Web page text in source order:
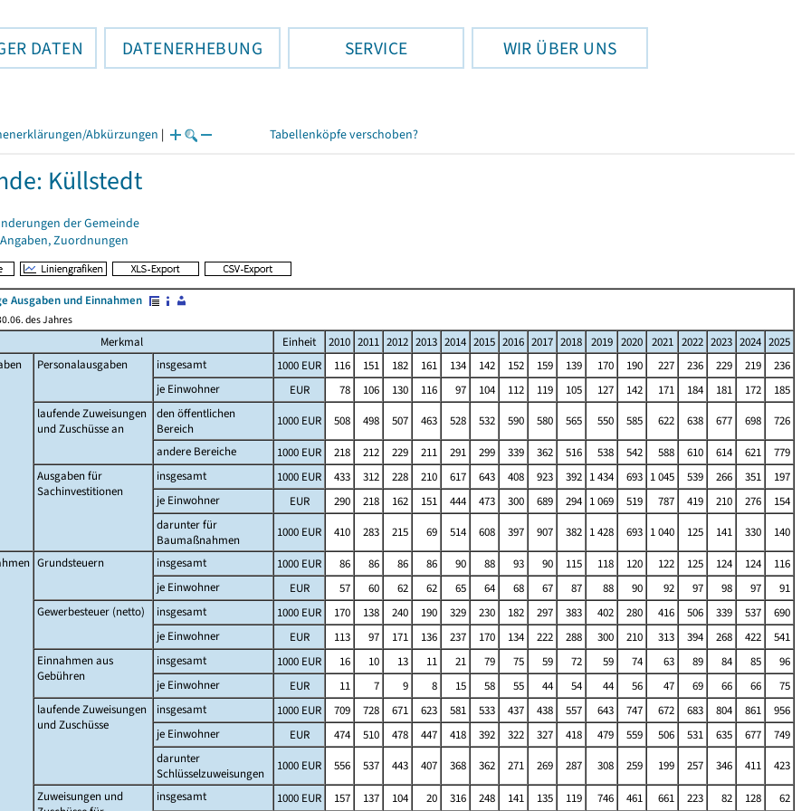
DATEN DATENERHEBUNG SERVICE WIR ÜBER UNS
Abkürzungen | Tabellenköpfe verschoben?
Küllstedt
der Gemeinde
Zuordnungen
Ausgaben und Einnahmen
des Jahres
Merkmal Einheit 2010 2011 2012 2013 2014 2015 2016 2017 2018 2019 2020 2021 2022 2023 2024 2025
Personalausgaben insgesamt 1000 EUR 116 151 182 161 134 142 152 159 139 170 190 227 236 229 219
236
je Einwohner
EUR 78 106 130 116 97 104 112 119 105 127 142 171 184 181 172
185
laufende Zuweisungen
und Zuschüsse an
den öffentlichen
Bereich
1000 EUR 508 498 507 463 528 532 590 580 565 550 585 622 638 677 698
726
andere Bereiche
1000 EUR 218 212 229 211 291 299 339 362 516 538 542 588 610 614 621
779
Ausgaben für
Sachinvestitionen
insgesamt 1000 EUR 433 312 228 210 617 643 408 923 392 1 434 693 1 045 539 266 351
197
je Einwohner
EUR 290 218 162 151 444 473 300 689 294 1 069 519 787 419 210 276
154
darunter für
Baumaßnahmen
1000 EUR 410 283 215 69 514 608 397 907 382 1 428 693 1 040 125 141 330
140
Grundsteuern insgesamt 1000 EUR 86 86 86 86 90 88 93 90 115 118 120 122 125 124 124
116
je Einwohner
EUR 57 60 62 62 65 64 68 67 87 88 90 92 97 98 97
91
Gewerbesteuer (netto)
insgesamt 1000 EUR 170 138 240 190 329 230 182 297 383 402 280 416 506 339 537
690
je Einwohner
EUR 113 97 171 136 237 170 134 222 288 300 210 313 394 268 422
541
Einnahmen aus
Gebühren
insgesamt 1000 EUR 16 10 13 11 21 79 75 59 72 59 74 63 89 84 85
96
je Einwohner
EUR 11 7 9 8 15 58 55 44 54 44 56 47 69 66 66
75
laufende Zuweisungen
und Zuschüsse
insgesamt 1000 EUR 709 728 671 623 581 533 437 438 557 643 747 672 683 804 861
956
je Einwohner
EUR 474 510 478 447 418 392 322 327 418 479 559 506 531 635 677
749
darunter
Schlüsselzuweisungen
1000 EUR 556 537 443 407 368 362 271 269 287 308 259 199 257 346 411
423
Zuweisungen und
insgesamt 1000 EUR 157 137 104 20 316 248 141 135 119 746 461 661 223 82 128 62